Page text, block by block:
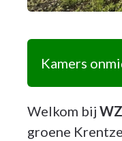
Kamers
Welkom bij
groene